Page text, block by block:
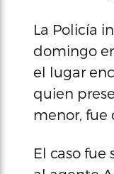
La Policía
domingo
el lugar
quien
menor, fue
El caso